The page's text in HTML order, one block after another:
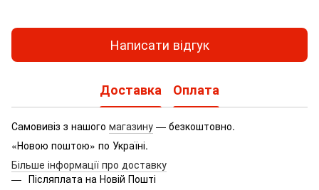
Написати відгук
Доставка Оплата
Самовивіз з нашого магазину — безкоштовно.
«Новою поштою» по Україні.
Більше інформації про доставку
Післяплата на Новій Пошті